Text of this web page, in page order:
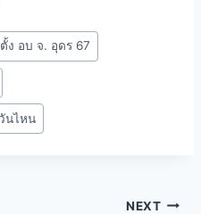
ตั้ง อบ จ. อุดร 67
นไหน
NEXT